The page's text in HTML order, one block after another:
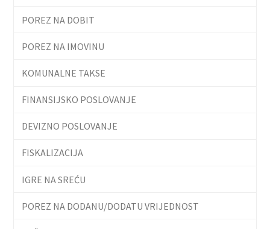
POREZ NA DOBIT
POREZ NA IMOVINU
KOMUNALNE TAKSE
FINANSIJSKO POSLOVANJE
DEVIZNO POSLOVANJE
FISKALIZACIJA
IGRE NA SREĆU
POREZ NA DODANU/DODATU VRIJEDNOST